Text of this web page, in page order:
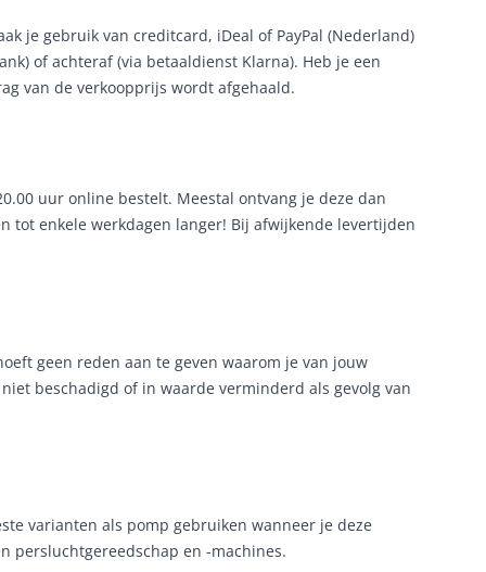
je gebruik van creditcard, iDeal of PayPal (Nederland)
of achteraf (via betaaldienst Klarna). Heb je een
van de verkoopprijs wordt afgehaald.
uur online bestelt. Meestal ontvang je deze dan
tot enkele werkdagen langer! Bij afwijkende levertijden
geen reden aan te geven waarom je van jouw
beschadigd of in waarde verminderd als gevolg van
varianten als pomp gebruiken wanneer je deze
persluchtgereedschap en -machines.